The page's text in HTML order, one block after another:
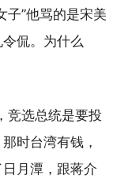
子”他骂的是宋美
侃。为什么
竞选总统是要投
时台湾有钱，
月潭，跟蒋介